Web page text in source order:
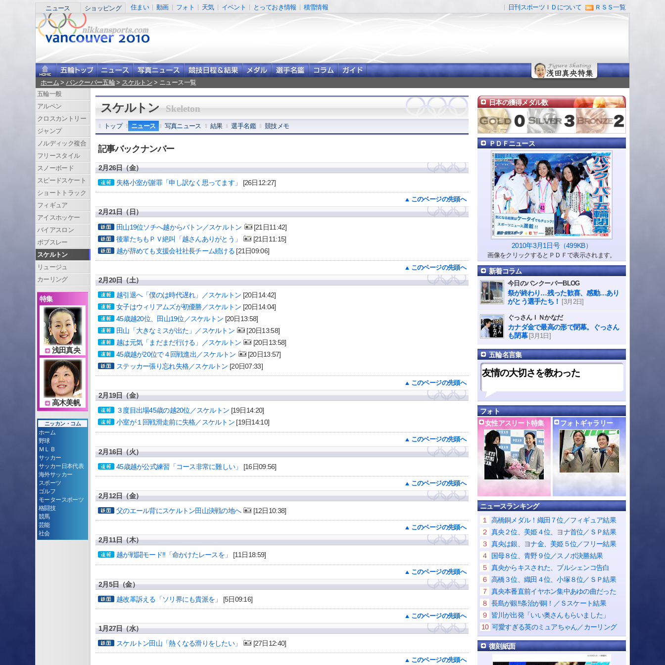
ニュース ショッピング 住まい 動画 フォト 天気 イベント とっておき情報 積雪情報 日刊スポーツＩＤについて ＲＳＳ一覧
ホーム >バンクーバー五輪> スケルトン> ニュース一覧
スケルトン Skeleton
トップ ニュース 写真ニュース 結果 選手名鑑 競技メモ
記事バックナンバー
2月26日（金）
失格小室が謝罪「申し訳なく思ってます」
[26日12:27]
このページの先頭へ
2月21日（日）
田山19位ソチへ越からバトン／スケルトン
[21日11:42]
後輩たちもＰＶ絶叫「越さんありがとう」
[21日11:15]
越が辞めても支援会社社長チーム続ける [21日09:06]
このページの先頭へ
2月20日（土）
越引退へ「僕のは時代遅れ」／スケルトン [20日14:42]
女子はウィリアムズが初優勝／スケルトン [20日14:04]
45歳越20位、田山19位／スケルトン [20日13:58]
田山「大きなミスが出た」／スケルトン
[20日13:58]
越は元気「まだまだ行ける」／スケルトン
[20日13:58]
45歳越が20位で４回戦進出／スケルトン
[20日13:57]
ステッカー張り忘れ失格／スケルトン [20日07:33]
このページの先頭へ
2月19日（金）
３度目出場45歳の越20位／スケルトン [19日14:20]
小室が１回戦滑走前に失格／スケルトン [19日14:10]
このページの先頭へ
2月16日（火）
45歳越が公式練習「コース非常に難しい」
[16日09:56]
このページの先頭へ
2月12日（金）
父のエール背にスケルトン田山決戦の地へ
[12日10:38]
このページの先頭へ
2月11日（木）
越が戦闘モード!!「命かけたレースを」
[11日18:59]
このページの先頭へ
2月5日（金）
越改革訴える「ソリ界にも貴派を」
[5日09:16]
このページの先頭へ
1月27日（水）
スケルトン田山「熱くなる滑りをしたい」
[27日12:40]
このページの先頭へ
五輪一般
アルペン
クロスカントリー
ジャンプ
ノルディック複合
フリースタイル
スノーボード
スピードスケート
ショートトラック
フィギュア
アイスホッケー
バイアスロン
ボブスレー
スケルトン
リュージュ
カーリング
特集
浅田真央
高木美帆
ニッカン・コム
ホーム
野球
ＭＬＢ
サッカー
サッカー日本代表
海外サッカー
スポーツ
ゴルフ
モータースポーツ
格闘技
競馬
芸能
社会
日本の獲得メダル数
ＰＤＦニュース
2010年3月1日号（499KB）
画像をクリックするとＰＤＦで表示されます。
新着コラム
今日のバンクーバーBLOG
祭が終わり…残った歓喜、感動…あり
がとう選手たち！ [3月2日]
ぐっさんＩＮかなだ
カナダ金で最高の形で閉幕。ぐっさん
も閉幕 [3月1日]
五輪名言集
友情の大切さを教わった
フォト
女性アスリート特集
フォトギャラリー
ニュースランキング
１
高橋銅メダル！織田７位／フィギュア結果
２ 真央２位、美姫４位、ヨナ首位／ＳＰ結果
３ 真央は銀、ヨナ金、美姫５位／フリー結果
４
国母８位、青野９位／スノボ決勝結果
５ 真央からキスされた、プルシェンコ告白
６ 高橋３位、織田４位、小塚８位／ＳＰ結果
７ 真央本番直前イヤホン集中あゆの曲だった
８ 長島が銀!!条治が銅！／Ｓスケート結果
９
皆川が出発「いい奥さんもらいました」
10 可愛すぎる英のミュアちゃん／カーリング
復刻紙面